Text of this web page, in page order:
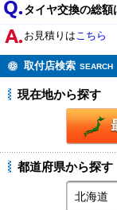
タイヤ交換の総
お見積りはこちら
取付店検索 SEARCH
現在地から探す
都道府県から探す